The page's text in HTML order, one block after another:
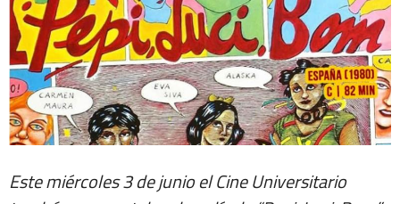
Este miércoles 3 de junio el Cine Universitario